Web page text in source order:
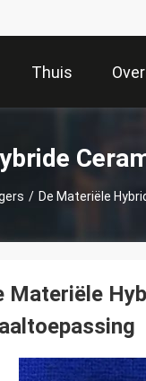
Thuis
/ De Materiële
Materiële